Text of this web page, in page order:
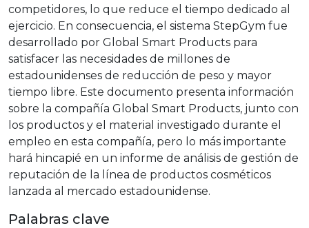
competidores, lo que reduce el tiempo dedicado al
ejercicio. En consecuencia, el sistema StepGym fue
desarrollado por Global Smart Products para
satisfacer las necesidades de millones de
estadounidenses de reducción de peso y mayor
tiempo libre. Este documento presenta información
sobre la compañía Global Smart Products, junto con
los productos y el material investigado durante el
empleo en esta compañía, pero lo más importante
hará hincapié en un informe de análisis de gestión de
reputación de la línea de productos cosméticos
lanzada al mercado estadounidense.
Palabras clave